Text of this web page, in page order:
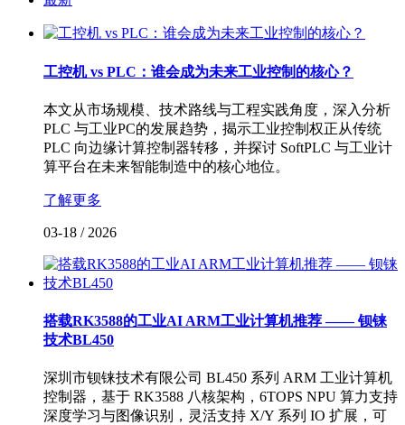
工控机 vs PLC：谁会成为未来工业控制的核心？
本文从市场规模、技术路线与工程实践角度，深入分析
PLC 与工业PC的发展趋势，揭示工业控制权正从传统
PLC 向边缘计算控制器转移，并探讨 SoftPLC 与工业计
算平台在未来智能制造中的核心地位。
了解更多
03-18 / 2026
搭载RK3588的工业AI ARM工业计算机推荐 —— 钡铼
技术BL450
深圳市钡铼技术有限公司 BL450 系列 ARM 工业计算机
控制器，基于 RK3588 八核架构，6TOPS NPU 算力支持
深度学习与图像识别，灵活支持 X/Y 系列 IO 扩展，可